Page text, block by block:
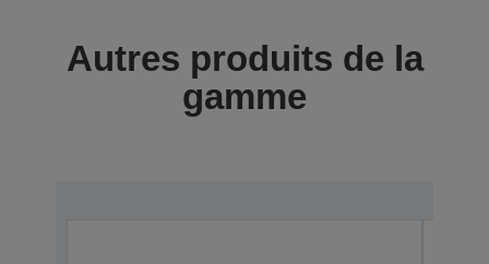
Autres produits de la
gamme